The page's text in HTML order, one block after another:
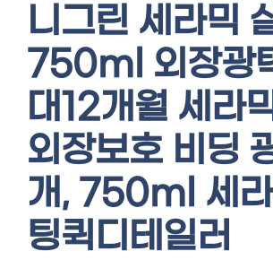
니그린 세라믹
750ml 외장광
대12개월 세라
외장보호 비딩
개, 750ml 세
팅퀵디테일러